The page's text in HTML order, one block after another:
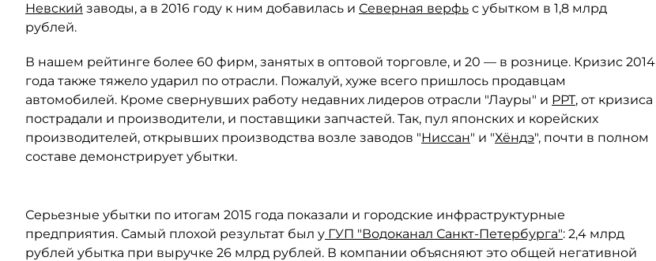
Невский заводы, а в 2016 году к ним добавилась и Северная верфь с убытком в 1,8 млрд
рублей.
В нашем рейтинге более 60 фирм, занятых в оптовой торговле, и 20 — в рознице. Кризис 2014
года также тяжело ударил по отрасли. Пожалуй, хуже всего пришлось продавцам
автомобилей. Кроме свернувших работу недавних лидеров отрасли "Лауры" и РРТ, от кризиса
пострадали и производители, и поставщики запчастей. Так, пул японских и корейских
производителей, открывших производства возле заводов "Ниссан" и "Хёндэ", почти в полном
составе демонстрирует убытки.
Серьезные убытки по итогам 2015 года показали и городские инфраструктурные
предприятия. Самый плохой результат был у ГУП "Водоканал Санкт-Петербурга": 2,4 млрд
рублей убытка при выручке 26 млрд рублей. В компании объясняют это общей негативной